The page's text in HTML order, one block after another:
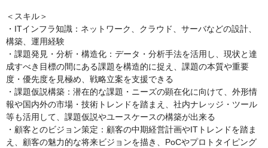
＜スキル＞
・ITインフラ知識：ネットワーク、クラウド、サーバなどの設計、
構築、運用経験
・課題発見・分析・構造化：データ・分析手法を活用し、現状と達
成すべき目標の間にある課題を構造的に捉え、課題の本質や重要
度・優先度を見極め、戦略立案を支援できる
・課題仮説構築：潜在的な課題・ニーズの顕在化に向けて、外形情
報や国内外の市場・技術トレンドを踏まえ、社内ナレッジ・ツール
等も活用して、課題仮説やユースケースの構築が出来る
・顧客とのビジョン策定：顧客の中期経営計画やITトレンドを踏ま
え、顧客の魅力的な将来ビジョンを描き、PoCやプロトタイピング